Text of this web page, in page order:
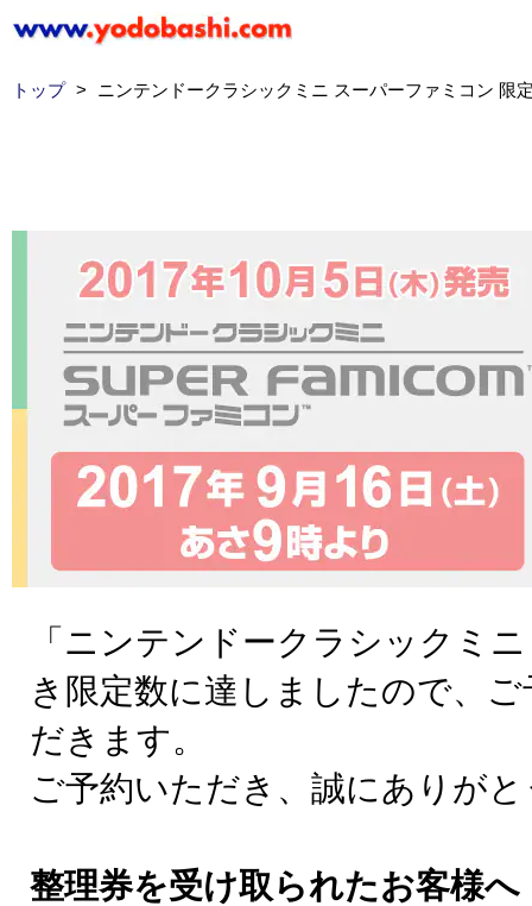
トップ > ニンテンドークラシックミニ スーパーファミコン 限
「ニンテンドークラシックミ
き限定数に達しましたので、
だきます。
ご予約いただき、誠にありが
整理券を受け取られたお客様へ